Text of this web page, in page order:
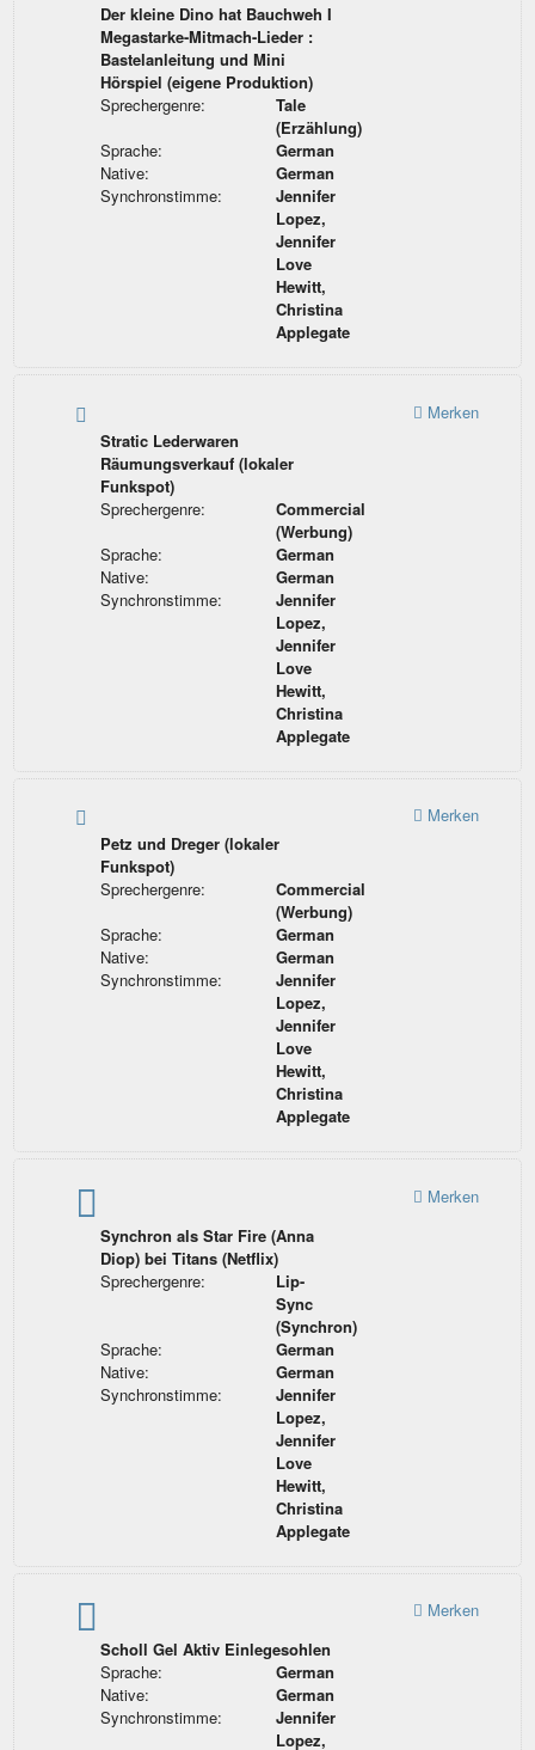
Der kleine Dino hat Bauchweh I
Megastarke-Mitmach-Lieder :
Bastelanleitung und Mini
Hörspiel (eigene Produktion)
Sprechergenre:
Tale
(Erzählung)
Sprache:
German
Native:
German
Synchronstimme:
Jennifer
Lopez,
Jennifer
Love
Hewitt,
Christina
Applegate
Stratic Lederwaren
Räumungsverkauf (lokaler
Funkspot)
Sprechergenre:
Commercial
(Werbung)
Sprache:
German
Native:
German
Synchronstimme:
Jennifer
Lopez,
Jennifer
Love
Hewitt,
Christina
Applegate
Merken
Petz und Dreger (lokaler
Funkspot)
Sprechergenre:
Commercial
(Werbung)
Sprache:
German
Native:
German
Synchronstimme:
Jennifer
Lopez,
Jennifer
Love
Hewitt,
Christina
Applegate
Merken
Synchron als Star Fire (Anna
Diop) bei Titans (Netflix)
Sprechergenre:
Lip-
Sync
(Synchron)
Sprache:
German
Native:
German
Synchronstimme:
Jennifer
Lopez,
Jennifer
Love
Hewitt,
Christina
Applegate
Merken
Scholl Gel Aktiv Einlegesohlen
Sprache:
German
Native:
German
Synchronstimme:
Jennifer
Lopez,
Merken